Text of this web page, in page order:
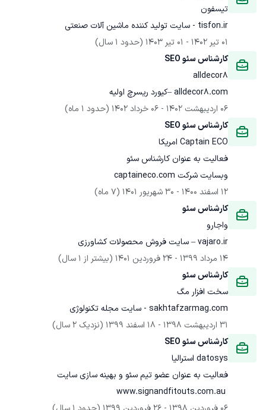
تیسفون
tisfon.ir - سایت تولید کننده ماشین آلات صنعتی
01 تیر 1402
- 01 تیر 1403
(حدود 1 سال)
کارشناس سئو SEO
alldecor8
alldecor8.com –کیورد ریسرچ اولیه
06 اردیبهشت 1402
- 06 خرداد 1402
(حدود 1 ماه)
کارشناس سئو SEO
Captain ECO امریکا
وبسایت شرکت captaineco.com
12 اسفند 1400
- 30 شهریور 1401
(7 ماه)
کارشناس سئو
واجارو
vajaro.ir – سایت فروش محصولات کشاورزی
14 مرداد 1399
- 24 فروردین 1401
(بیشتر از 1 سال)
کارشناس سئو
سخت افزار مگ
sakhtafzarmag.com - سایت مجله تکنولوژی
31 اردیبهشت 1398
- 18 اسفند 1399
(نزدیک 2 سال)
کارشناس سئو SEO
datosys استرالیا